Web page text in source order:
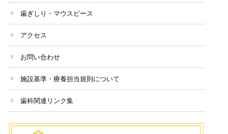
歯ぎしり・マウスピース
アクセス
お問い合わせ
施設基準・療養担当規則について
歯科関連リンク集